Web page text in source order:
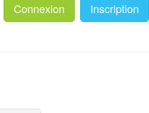
Connexion Inscription